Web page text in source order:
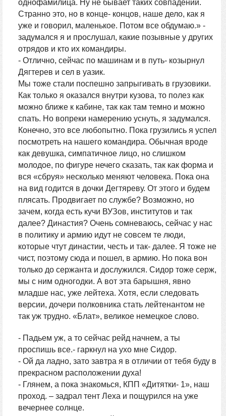
однофамилица. Ну не бывает таких совпадений.
Странно это, но в конце- концов, наше дело, как я
уже и говорил, маленькое. Потом все обдумаю.» -
задумался я и прослушал, какие позывные у других
отрядов и кто их командиры.
- Отлично, сейчас по машинам и в путь- козырнул
Дягтерев и сел в уазик.
Мы тоже стали поспешно запрыгивать в грузовики.
Как только я оказался внутри кузова, то полез как
можно ближе к кабине, так как там темно и можно
спать. Но вопреки намерению уснуть, я задумался.
Конечно, это все любопытно. Пока грузились я успел
посмотреть на нашего командира. Обычная вроде
как девушка, симпатичное лицо, но слишком
молодое, по фигуре нечего сказать, так как форма и
вся «сбруя» несколько меняют человека. Пока она
на вид годится в дочки Дегтяреву. От этого и будем
плясать. Продвигает по службе? Возможно, но
зачем, когда есть кучи ВУЗов, институтов и так
далее? Династия? Очень сомневаюсь, сейчас у нас
в политику и армию идут не совсем те люди,
которые чтут династии, честь и так- далее. Я тоже не
чист, поэтому сюда и пошел, в армию. Но пока вон
только до сержанта и дослужился. Сидор тоже серж,
мы с ним одногодки. А вот эта барышня, явно
младше нас, уже лейтеха. Хотя, если следовать
версии, дочери полковника стать лейтенантом не
так уж трудно. «Блат», великое немецкое слово.
- Падьем уж, а то сейчас рейд начнем, а ты
проспишь все.- гаркнул на ухо мне Сидор.
- Ой да ладно, зато завтра я в отличии от тебя буду в
прекрасном расположении духа!
- Глянем, а пока знакомься, КПП «Дитятки- 1», наш
проход. – задрал тент Леха и пощурился на уже
вечернее солнце.